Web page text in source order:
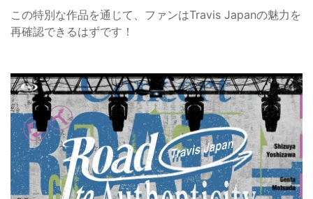
この特別な作品を通じて、ファンはTravis Japanの魅力を
再確認できるはずです！